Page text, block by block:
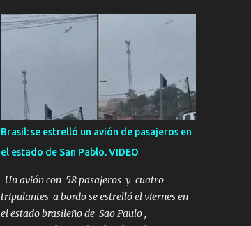
querido. Parece que simplemente te has
quedado dormido, pero estás muerto, con los
huesos de las piernas rotos. Esta no es una
historia de monstruos de película. Esta es la
historia real de Sarah y Andrew. Es la
historia de cómo un viaje de tres días al
desierto se convirtió en un misterio de ocho
años, cuya respuesta resultó ser más
aterradora de lo que nadie podría haber
imaginado. Esta historia comenzó en 2011.
Sarah y Andrew eran una pareja normal de
Colorado. Ella tenía 26 años. Él, 28. No eran
Brasil: se estrelló un avión de pasajeros en
el estado de San Pablo. VIDEO
Un avión con 58 pasajeros y cuatro
tripulantes a bordo se estrelló el viernes en
el estado brasileño de Sao Paulo ,